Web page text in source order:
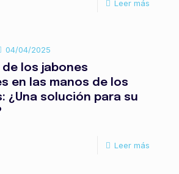
Leer más
04/04/2025
de los jabones
en las manos de los
¿Una solución para su
Leer más